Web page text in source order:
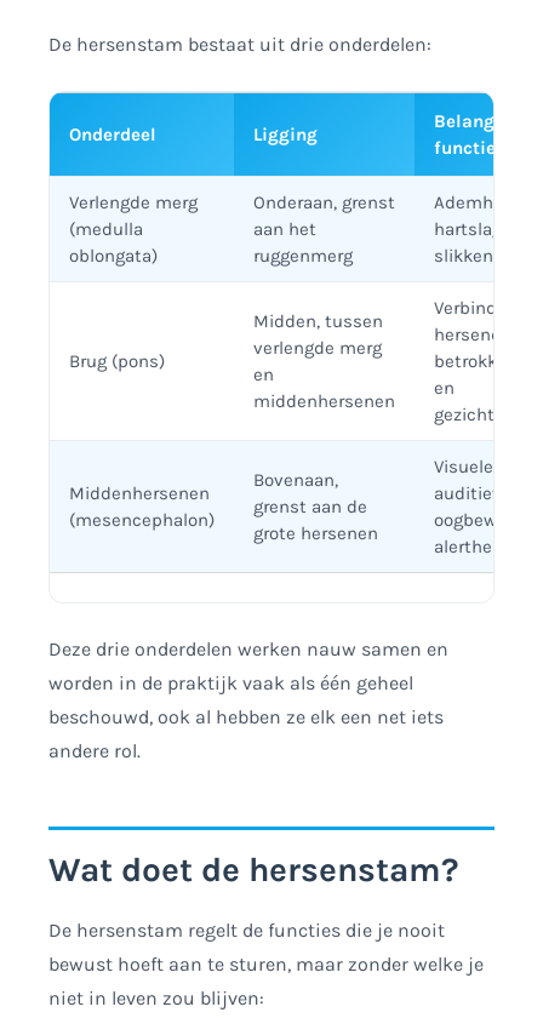
De hersenstam bestaat uit drie onderdelen:
Onderdeel Ligging
functie
Verlengde merg
(medulla
oblongata)
Onderaan, grenst
aan het
ruggenmerg
Ademhaling,
hartslag,
slikken,
Brug (pons)
Midden, tussen
verlengde merg
en
middenhersenen
Verbindt
hersendelen;
betrokken
en
Middenhersenen
(mesencephalon)
Bovenaan,
grenst aan de
grote hersenen
Visuele en
auditieve
alertheid
Deze drie onderdelen werken nauw samen en
worden in de praktijk vaak als één geheel
beschouwd, ook al hebben ze elk een net iets
andere rol.
Wat doet de hersenstam?
De hersenstam regelt de functies die je nooit
bewust hoeft aan te sturen, maar zonder welke je
niet in leven zou blijven: